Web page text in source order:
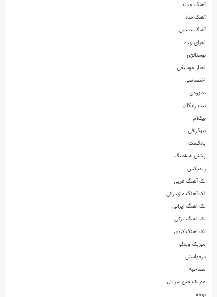
آهنگ جدید
آهنگ شاد
آهنگ قدیمی
اجرای زنده
نوستالژی
اخبار موسیقی
اختصاصی
به زودی
بیت رایگان
بیکلام
بیوگرافی
پادکست
پخش هماهنگ
ریمیکس
تک آهنگ عربی
تک آهنگ مازندرانی
تک اهنگ ایرانی
تک اهنگ ترکی
تک اهنگ کردی
موزیک ویدئو
درخواستی
مصاحبه
موزیک متن سریال
نوحه